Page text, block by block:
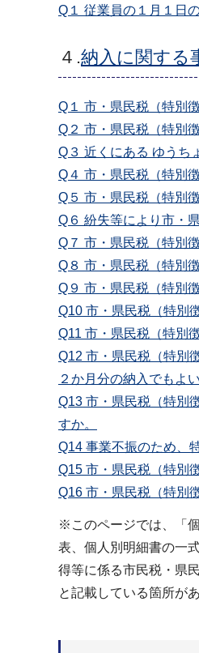
Q１ 従業員の１月１日
４.納入に関する
Q１ 市・県民税（特別
Q２ 市・県民税（特別
Q３ 近くにある ゆうち
Q４ 市・県民税（特別
Q５ 市・県民税（特別
Q６ 紛失等により市・
Q７ 市・県民税（特別
Q８ 市・県民税（特別
Q９ 市・県民税（特別
Q10 市・県民税（特別
Q11 市・県民税（特別
Q12 市・県民税（特別
２か月分の納入でもよ
Q13 市・県民税（特別
すか。
Q14 事業不振のため、
Q15 市・県民税（特別
Q16 市・県民税（特別
※このページでは、「
表、個人別明細書の一
得等に係る市民税・県
と記載している箇所が